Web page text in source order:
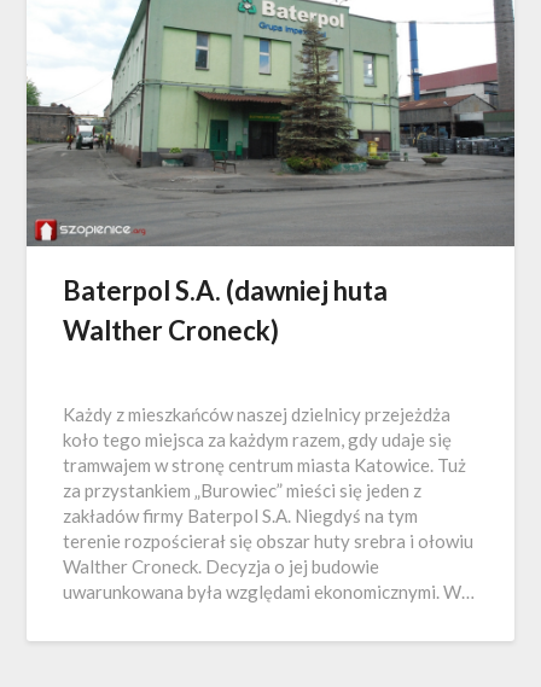
Baterpol S.A. (dawniej huta
Walther Croneck)
Każdy z mieszkańców naszej dzielnicy przejeżdża
koło tego miejsca za każdym razem, gdy udaje się
tramwajem w stronę centrum miasta Katowice. Tuż
za przystankiem „Burowiec” mieści się jeden z
zakładów firmy Baterpol S.A. Niegdyś na tym
terenie rozpościerał się obszar huty srebra i ołowiu
Walther Croneck. Decyzja o jej budowie
uwarunkowana była względami ekonomicznymi. W…